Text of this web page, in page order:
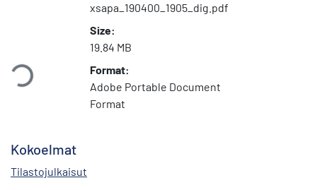
xsapa_190400_1905_dig.pdf
Size:
19.84 MB
Format:
Adobe Portable Document
Format
Kokoelmat
Tilastojulkaisut